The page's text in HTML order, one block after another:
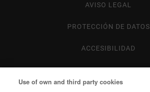
Footer
menu
AVISO LEGAL
PROTECCIÓN DE DATOS
ACCESIBILIDAD
MAPA WEB
Use of own and third party cookies